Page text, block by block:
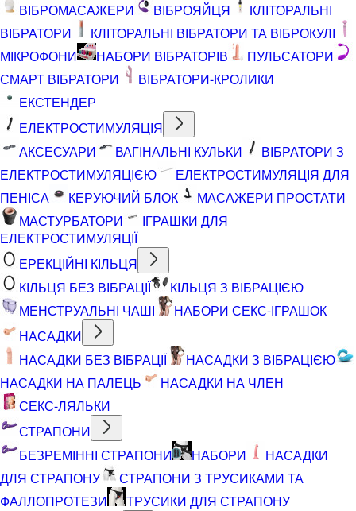
ВІБРОМАСАЖЕРИ
ВІБРОЯЙЦЯ
КЛІТОРАЛЬНІ
ВІБРАТОРИ
КЛІТОРАЛЬНІ ВІБРАТОРИ ТА ВІБРОКУЛІ
МІКРОФОНИ
НАБОРИ ВІБРАТОРІВ
ПУЛЬСАТОРИ
СМАРТ ВІБРАТОРИ
ВІБРАТОРИ-КРОЛИКИ
ЕКСТЕНДЕР
ЕЛЕКТРОСТИМУЛЯЦІЯ
АКСЕСУАРИ
ВАГІНАЛЬНІ КУЛЬКИ
ВІБРАТОРИ З
ЕЛЕКТРОСТИМУЛЯЦІЄЮ
ЕЛЕКТРОСТИМУЛЯЦІЯ ДЛЯ
ПЕНІСА
КЕРУЮЧИЙ БЛОК
МАСАЖЕРИ ПРОСТАТИ
МАСТУРБАТОРИ
ІГРАШКИ ДЛЯ
ЕЛЕКТРОСТИМУЛЯЦІЇ
ЕРЕКЦІЙНІ КІЛЬЦЯ
КІЛЬЦЯ БЕЗ ВІБРАЦІЇ
КІЛЬЦЯ З ВІБРАЦІЄЮ
МЕНСТРУАЛЬНІ ЧАШІ
НАБОРИ СЕКС-ІГРАШОК
НАСАДКИ
НАСАДКИ БЕЗ ВІБРАЦІЇ
НАСАДКИ З ВІБРАЦІЄЮ
НАСАДКИ НА ПАЛЕЦЬ
НАСАДКИ НА ЧЛЕН
СЕКС-ЛЯЛЬКИ
СТРАПОНИ
БЕЗРЕМІННІ СТРАПОНИ
НАБОРИ
НАСАДКИ
ДЛЯ СТРАПОНУ
СТРАПОНИ З ТРУСИКАМИ ТА
ФАЛЛОПРОТЕЗИ
ТРУСИКИ ДЛЯ СТРАПОНУ